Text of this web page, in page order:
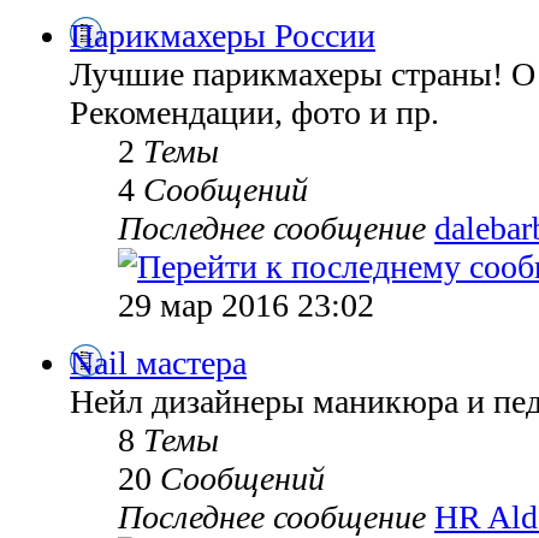
Парикмахеры России
Лучшие парикмахеры страны!
Рекомендации, фото и пр.
2 Темы
4 Сообщений
Последнее сообщение
29 мар 2016 23:02
Nail мастера
Нейл дизайнеры маникюра и
8 Темы
20 Сообщений
Последнее сообщение HR